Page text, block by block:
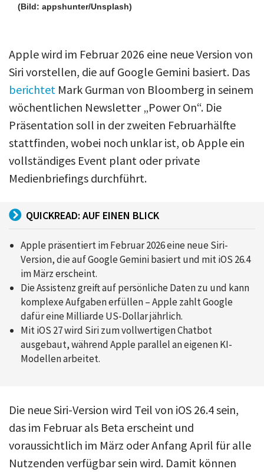
(Bild: appshunter/Unsplash)
Apple wird im Februar 2026 eine neue Version von
Siri vorstellen, die auf Google Gemini basiert. Das
berichtet Mark Gurman von Bloomberg in seinem
wöchentlichen Newsletter „Power On“. Die
Präsentation soll in der zweiten Februarhälfte
stattfinden, wobei noch unklar ist, ob Apple ein
vollständiges Event plant oder private
Medienbriefings durchführt.
QUICKREAD: AUF EINEN BLICK
Apple präsentiert im Februar 2026 eine neue Siri-
Version, die auf Google Gemini basiert und mit iOS 26.4
im März erscheint.
Die Assistenz greift auf persönliche Daten zu und kann
komplexe Aufgaben erfüllen – Apple zahlt Google
dafür eine Milliarde US-Dollar jährlich.
Mit iOS 27 wird Siri zum vollwertigen Chatbot
ausgebaut, während Apple parallel an eigenen KI-
Modellen arbeitet.
Die neue Siri-Version wird Teil von iOS 26.4 sein,
das im Februar als Beta erscheint und
voraussichtlich im März oder Anfang April für alle
Nutzenden verfügbar sein wird. Damit können